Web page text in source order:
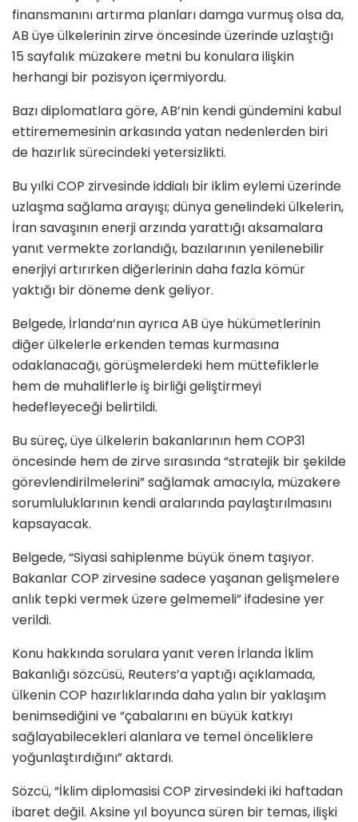
finansmanını artırma planları damga vurmuş olsa da,
AB üye ülkelerinin zirve öncesinde üzerinde uzlaştığı
15 sayfalık müzakere metni bu konulara ilişkin
herhangi bir pozisyon içermiyordu.
Bazı diplomatlara göre, AB’nin kendi gündemini kabul
ettirememesinin arkasında yatan nedenlerden biri
de hazırlık sürecindeki yetersizlikti.
Bu yılki COP zirvesinde iddialı bir iklim eylemi üzerinde
uzlaşma sağlama arayışı; dünya genelindeki ülkelerin,
İran savaşının enerji arzında yarattığı aksamalara
yanıt vermekte zorlandığı, bazılarının yenilenebilir
enerjiyi artırırken diğerlerinin daha fazla kömür
yaktığı bir döneme denk geliyor.
Belgede, İrlanda’nın ayrıca AB üye hükümetlerinin
diğer ülkelerle erkenden temas kurmasına
odaklanacağı, görüşmelerdeki hem müttefiklerle
hem de muhaliflerle iş birliği geliştirmeyi
hedefleyeceği belirtildi.
Bu süreç, üye ülkelerin bakanlarının hem COP31
öncesinde hem de zirve sırasında “stratejik bir şekilde
görevlendirilmelerini” sağlamak amacıyla, müzakere
sorumluluklarının kendi aralarında paylaştırılmasını
kapsayacak.
Belgede, “Siyasi sahiplenme büyük önem taşıyor.
Bakanlar COP zirvesine sadece yaşanan gelişmelere
anlık tepki vermek üzere gelmemeli” ifadesine yer
verildi.
Konu hakkında sorulara yanıt veren İrlanda İklim
Bakanlığı sözcüsü, Reuters’a yaptığı açıklamada,
ülkenin COP hazırlıklarında daha yalın bir yaklaşım
benimsediğini ve “çabalarını en büyük katkıyı
sağlayabilecekleri alanlara ve temel önceliklere
yoğunlaştırdığını” aktardı.
Sözcü, “İklim diplomasisi COP zirvesindeki iki haftadan
ibaret değil. Aksine yıl boyunca süren bir temas, ilişki